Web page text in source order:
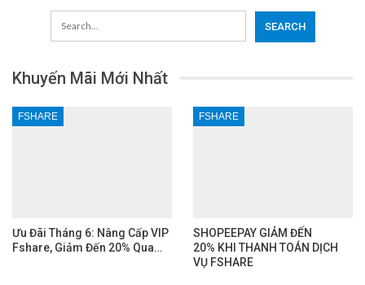
Khuyến Mãi Mới Nhất
FSHARE
Ưu Đãi Tháng 6: Nâng Cấp VIP
Fshare, Giảm Đến 20% Qua…
FSHARE
SHOPEEPAY GIẢM ĐẾN
20% KHI THANH TOÁN DỊCH
VỤ FSHARE